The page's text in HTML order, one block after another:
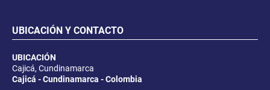
UBICACIÓN Y CONTACTO
UBICACIÓN
Cajicá, Cundinamarca
Cajicá - Cundinamarca - Colombia